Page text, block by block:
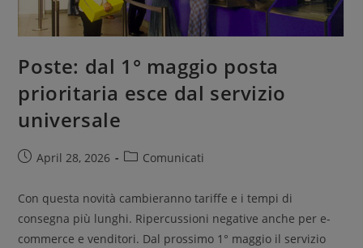
Poste: dal 1° maggio posta
prioritaria esce dal servizio
universale
April 28, 2026 Comunicati
Con questa novità cambieranno tariffe e i tempi di
consegna più lunghi. Ripercussioni negative anche per e-
commerce e venditori. Dal prossimo 1° maggio il servizio